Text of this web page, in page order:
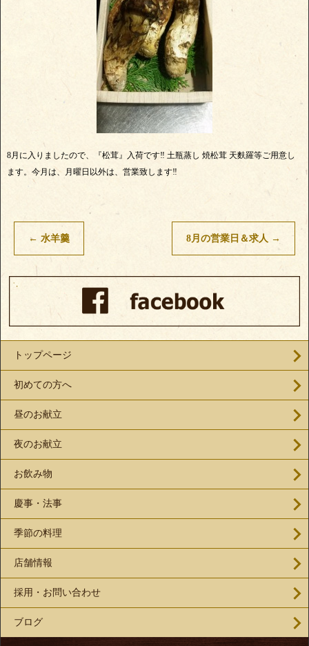
8月に入りましたので、『松茸』入荷です‼ 土瓶蒸し 焼松茸 天麩羅等ご用意し
ます。今月は、月曜日以外は、営業致します‼
← 水羊羹 8月の営業日＆求人 →
トップページ
初めての方へ
昼のお献立
夜のお献立
お飲み物
慶事・法事
季節の料理
店舗情報
採用・お問い合わせ
ブログ